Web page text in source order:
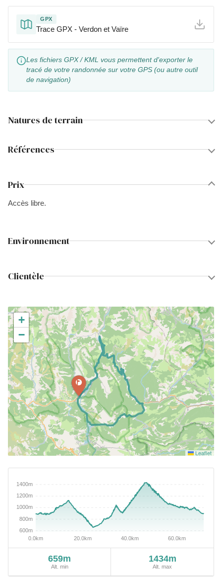
GPX
Trace GPX - Verdon et Vaïre
Les fichiers GPX / KML vous permettent d'exporter le
tracé de votre randonnée sur votre GPS (ou autre outil
de navigation)
Natures de terrain
Références
Prix
Accès libre.
Environnement
Clientèle
+
−
Leaflet
659m
Alt. min
1434m
Alt. max